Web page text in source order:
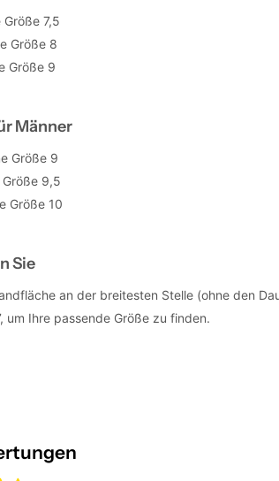
7,5
Größe 8
Größe 9
Männer
Größe 9
9,5
Größe 10
Sie
an der breitesten Stelle (ohne den
um Ihre passende Größe zu finden.